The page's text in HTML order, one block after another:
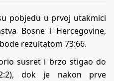
pobjedu u prvoj utakmici
Bosne i Hercegovine,
rezultatom 73:66.
susret i brzo stigao do
dok je nakon prve